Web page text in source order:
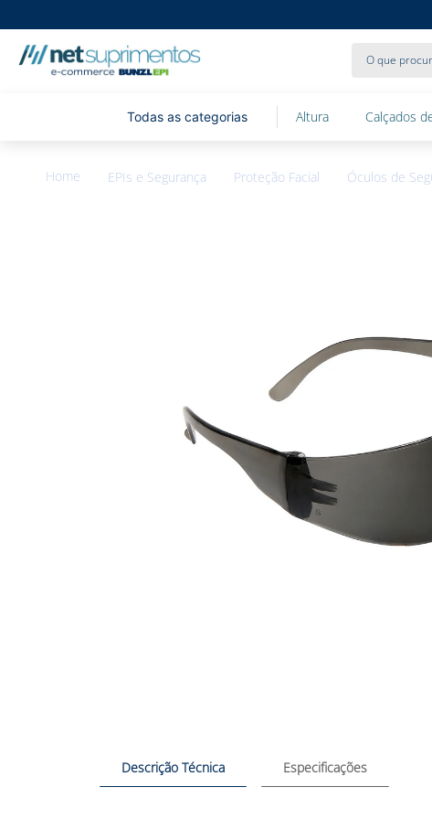
Altura Calçados
EPIs e Segurança Proteção Facial Óculos de
Descrição Técnica Especificações